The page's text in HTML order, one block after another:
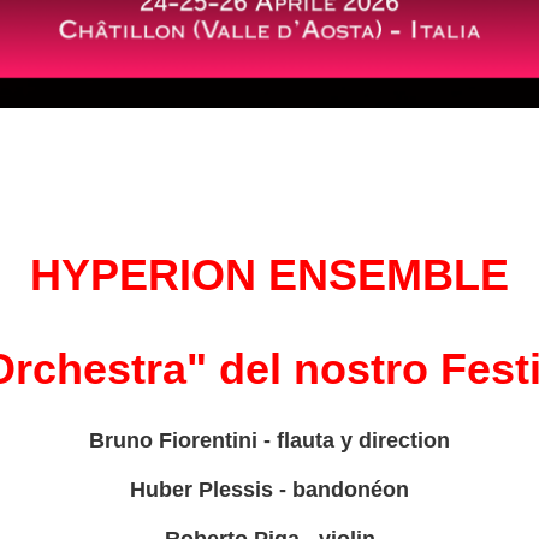
HYPERION ENSEMBLE
del nostro
Bruno Fiorentini - flauta y direction
Huber Plessis - bandonéon